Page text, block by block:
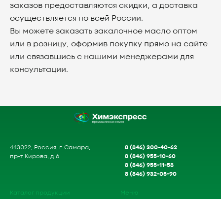
заказов предоставляются скидки, а доставка
осуществляется по всей России.
Вы можете заказать закалочное масло оптом
или в розницу, оформив покупку прямо на сайте
или связавшись с нашими менеджерами для
консультации.
443022, Россия, г. Самара,
пр-т Кирова, д.6
8 (846) 300-40-62
8 (846) 955-10-60
8 (846) 955-11-58
8 (846) 932-05-90
Каталог продукции Меню